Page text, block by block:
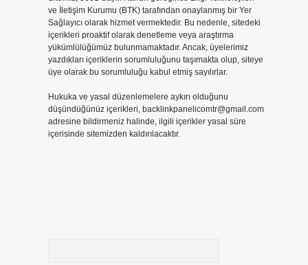
ve İletişim Kurumu (BTK) tarafından onaylanmış bir Yer
Sağlayıcı olarak hizmet vermektedir. Bu nedenle, sitedeki
içerikleri proaktif olarak denetleme veya araştırma
yükümlülüğümüz bulunmamaktadır. Ancak, üyelerimiz
yazdıkları içeriklerin sorumluluğunu taşımakta olup, siteye
üye olarak bu sorumluluğu kabul etmiş sayılırlar.
Hukuka ve yasal düzenlemelere aykırı olduğunu
düşündüğünüz içerikleri, backlinkpanelicomtr@gmail.com
adresine bildirmeniz halinde, ilgili içerikler yasal süre
içerisinde sitemizden kaldırılacaktır.